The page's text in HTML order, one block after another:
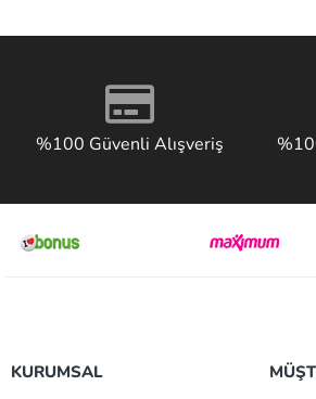
%100 Güvenli Alışveriş
KURUMSAL